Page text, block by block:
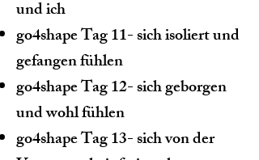
und ich
go4shape Tag 11- sich isoliert und
gefangen fühlen
go4shape Tag 12- sich geborgen
und wohl fühlen
go4shape Tag 13- sich von der